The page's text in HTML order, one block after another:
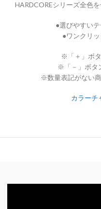
HARDCOREシリーズ全色
●選びやすい
●ワンクリ
※「＋」ボ
※「－」ボタ
※数量表記がない
カラーチ